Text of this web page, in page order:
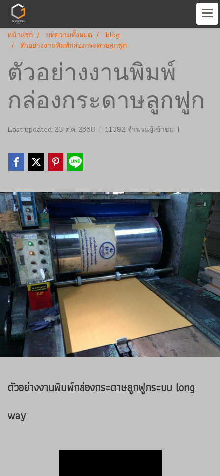
หน้าแรก บทความทั้งหมด
blog
ตัวอย่างงานพิมพ์กล่องกระดาษลูกฟูก
ตัวอย่างงานพิมพ์
กล่องกระดาษลูกฟูก
Last updated: 23 ต.ค. 2568 11392 จำนวนผู้เข้าชม
ตัวอย่างงานพิมพ์กล่องกระดาษลูกฟูกระบบ long
way